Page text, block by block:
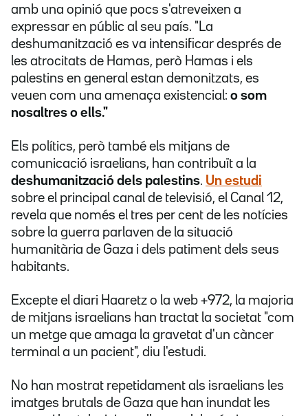
amb una opinió que pocs s'atreveixen a
expressar en públic al seu país. "La
deshumanització es va intensificar després de
les atrocitats de Hamas, però Hamas i els
palestins en general estan demonitzats, es
veuen com una amenaça existencial: o som
nosaltres o ells."
Els polítics, però també els mitjans de
comunicació israelians, han contribuït a la
deshumanització dels palestins. Un estudi
sobre el principal canal de televisió, el Canal 12,
revela que només el tres per cent de les notícies
sobre la guerra parlaven de la situació
humanitària de Gaza i dels patiment dels seus
habitants.
Excepte el diari Haaretz o la web +972, la majoria
de mitjans israelians han tractat la societat "com
un metge que amaga la gravetat d'un càncer
terminal a un pacient", diu l'estudi.
No han mostrat repetidament als israelians les
imatges brutals de Gaza que han inundat les